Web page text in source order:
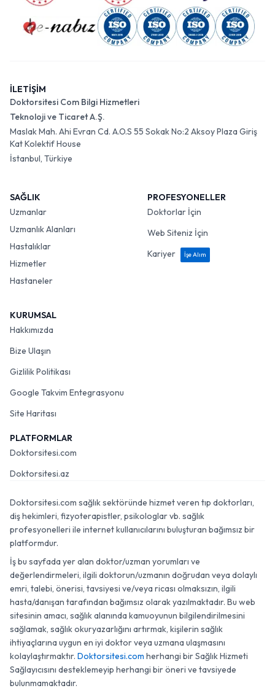
İLETİŞİM
Doktorsitesi Com Bilgi Hizmetleri
Teknoloji ve Ticaret A.Ş.
Maslak Mah. Ahi Evran Cd. A.O.S 55 Sokak No:2 Aksoy Plaza Giriş
Kat Kolektif House
İstanbul, Türkiye
SAĞLIK
Uzmanlar
Uzmanlık Alanları
Hastalıklar
Hizmetler
Hastaneler
PROFESYONELLER
Doktorlar İçin
Web Siteniz İçin
Kariyer
İşe Alım
KURUMSAL
Hakkımızda
Bize Ulaşın
Gizlilik Politikası
Google Takvim Entegrasyonu
Site Haritası
PLATFORMLAR
Doktorsitesi.com
Doktorsitesi.az
Doktorsitesi.com sağlık sektöründe hizmet veren tıp doktorları,
diş hekimleri, fizyoterapistler, psikologlar vb. sağlık
profesyonelleri ile internet kullanıcılarını buluşturan bağımsız bir
platformdur.
İş bu sayfada yer alan doktor/uzman yorumları ve
değerlendirmeleri, ilgili doktorun/uzmanın doğrudan veya dolaylı
emri, talebi, önerisi, tavsiyesi ve/veya ricası olmaksızın, ilgili
hasta/danışan tarafından bağımsız olarak yazılmaktadır. Bu web
sitesinin amacı, sağlık alanında kamuoyunun bilgilendirilmesini
sağlamak, sağlık okuryazarlığını artırmak, kişilerin sağlık
ihtiyaçlarına uygun en iyi doktor veya uzmana ulaşmasını
kolaylaştırmaktır. Doktorsitesi.com herhangi bir Sağlık Hizmeti
Sağlayıcısını desteklemeyip herhangi bir öneri ve tavsiyede
bulunmamaktadır.